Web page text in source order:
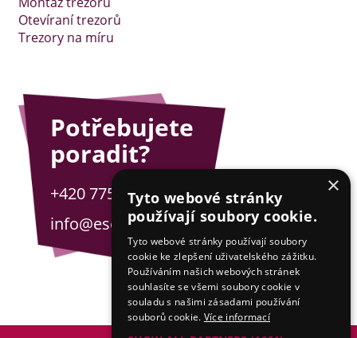
Otevíraní trezorů
Trezory na míru
Potřebujete
poradit?
+420 775 201 001
info@esejfy.net
×
Tyto webové stránky
používají soubory cookie.
Tyto webové stránky používají soubory
cookie ke zlepšení uživatelského zážitku.
Používáním našich webových stránek
souhlasíte se všemi soubory cookie v
souladu s našimi zásadami používání
souborů cookie. Více informací